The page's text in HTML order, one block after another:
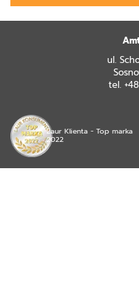
ul.
tel.
Laur Klienta - Top marka
2022